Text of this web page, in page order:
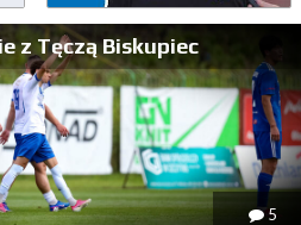
z Tęczą Biskupiec
5